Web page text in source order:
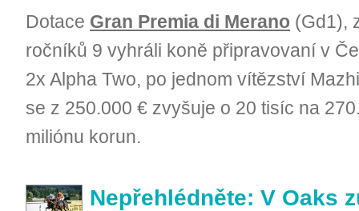
Dotace Gran Premia di Merano (Gd1),
ročníků 9 vyhráli koně připravovaní v
2x Alpha Two, po jednom vítězství
se z 250.000 € zvyšuje o 20 tisíc na
miliónu korun.
Nepřehlédněte: V Oaks